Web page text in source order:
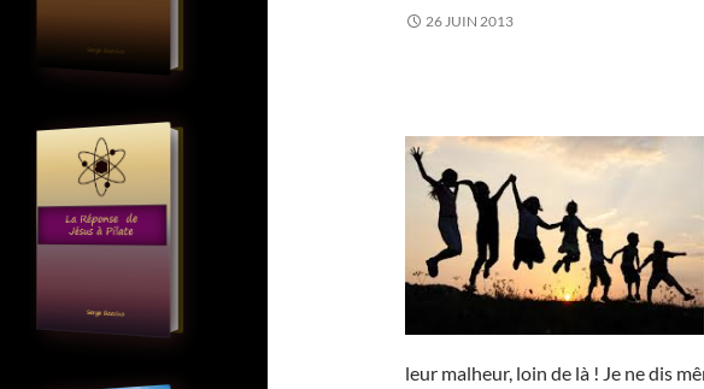
26 JUIN 2013
leur malheur, loin de là ! Je ne dis